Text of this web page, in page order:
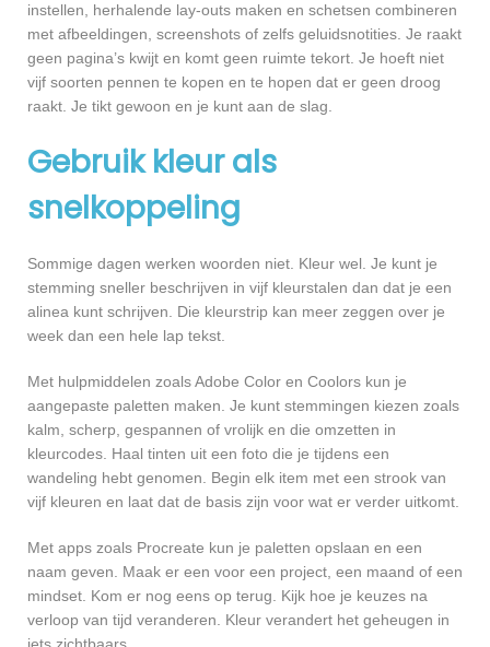
instellen, herhalende lay-outs maken en schetsen combineren
met afbeeldingen, screenshots of zelfs geluidsnotities. Je raakt
geen pagina’s kwijt en komt geen ruimte tekort. Je hoeft niet
vijf soorten pennen te kopen en te hopen dat er geen droog
raakt. Je tikt gewoon en je kunt aan de slag.
Gebruik kleur als
snelkoppeling
Sommige dagen werken woorden niet. Kleur wel. Je kunt je
stemming sneller beschrijven in vijf kleurstalen dan dat je een
alinea kunt schrijven. Die kleurstrip kan meer zeggen over je
week dan een hele lap tekst.
Met hulpmiddelen zoals Adobe Color en Coolors kun je
aangepaste paletten maken. Je kunt stemmingen kiezen zoals
kalm, scherp, gespannen of vrolijk en die omzetten in
kleurcodes. Haal tinten uit een foto die je tijdens een
wandeling hebt genomen. Begin elk item met een strook van
vijf kleuren en laat dat de basis zijn voor wat er verder uitkomt.
Met apps zoals Procreate kun je paletten opslaan en een
naam geven. Maak er een voor een project, een maand of een
mindset. Kom er nog eens op terug. Kijk hoe je keuzes na
verloop van tijd veranderen. Kleur verandert het geheugen in